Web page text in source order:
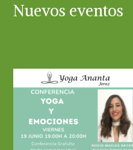
Nuevos eventos